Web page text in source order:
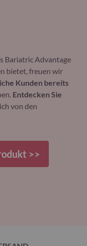
Bariatric Advantage
bietet, freuen wir
Kunden bereits
Entdecken Sie
von den
>>